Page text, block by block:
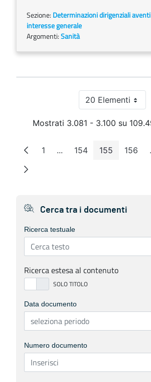
Sezione: Determinazioni dirigenziali
interesse generale
Argomenti:Sanità
20 ElementiPer pagina
Mostrati 3.081 - 3.100 su
Pagina
1 ...Pagine intermedie
Pagina
154 Pagina
155 156
Cerca tra i documenti
Ricerca testuale
Ricerca estesa al contenuto
Data documento
Numero documento